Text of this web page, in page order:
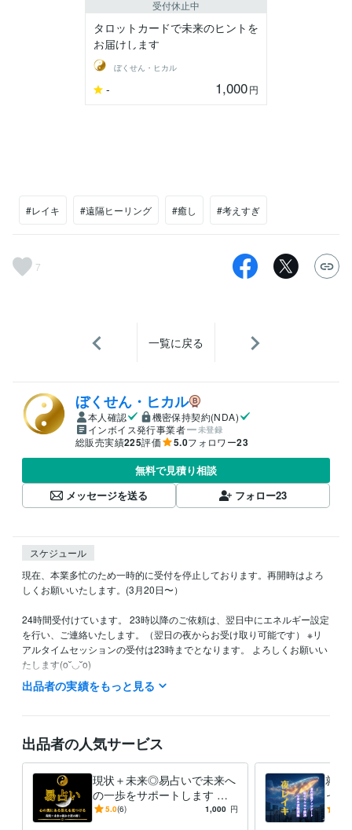
受付休止中
タロットカードで未来のヒントを
お届けします
ぼくせん・ヒカル
- 1,000円
#レイキ #遠隔ヒーリング #癒し #考えすぎ
7
一覧に戻る
ぼくせん・ヒカル
本人確認
機密保持契約(NDA)
インボイス発行事業者
未登録
総販売実績225評価 5.0フォロワー23
無料で見積り相談
メッセージを送る
フォロー23
スケジュール
現在、本業多忙のため一時的に受付を停止しております。再開時はよろ
しくお願いいたします。(3月20日〜）
24時間受付けています。 23時以降のご依頼は、翌日中にエネルギー設定
を行い、ご連絡いたします。（翌日の夜からお受け取り可能です） ※リ
アルタイムセッションの受付は23時までとなります。 よろしくお願いい
たします(o˘◡˘o)
占い 卜占術 タロット占い
ルーン占い
語学力
英語 日常会話レベル
出品者の実績をもっと見る
出品者の人気サービス
現状＋未来◎易占いで未来へ
の一歩をサポートします 未
来の兆しを知る◎周易を用
5.0(6) 1,000 円
就寝
った
まど